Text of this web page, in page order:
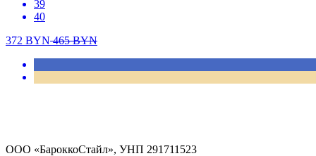
39
40
372 BYN465BYN
ООО «БароккоСтайл», УНП 291711523